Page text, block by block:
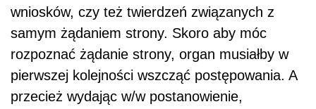
wniosków, czy też twierdzeń związanych z
samym żądaniem strony. Skoro aby móc
rozpoznać żądanie strony, organ musiałby w
pierwszej kolejności wszcząć postępowania. A
przecież wydając w/w postanowienie,